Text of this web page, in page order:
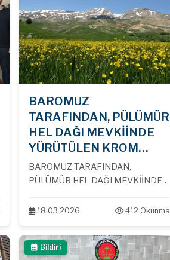
BAROMUZ
TARAFINDAN, PÜLÜMÜR
HEL DAĞI MEVKİİNDE
YÜRÜTÜLEN KROM
MADENİ İÇİN YARGI
SÜRECİ BAŞLATILDI...
BAROMUZ TARAFINDAN,
PÜLÜMÜR HEL DAĞI MEVKİİNDE
YARGI SÜRECİ BAŞLATILDI...
18.03.2026 412 Okunma
Bildiri